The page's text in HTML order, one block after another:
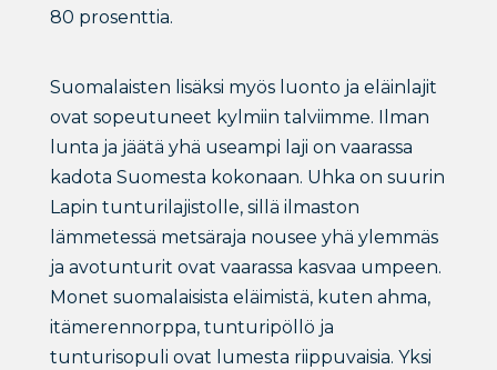
80 prosenttia.
Suomalaisten lisäksi myös luonto ja eläinlajit
ovat sopeutuneet kylmiin talviimme. Ilman
lunta ja jäätä yhä useampi laji on vaarassa
kadota Suomesta kokonaan. Uhka on suurin
Lapin tunturilajistolle, sillä ilmaston
lämmetessä metsäraja nousee yhä ylemmäs
ja avotunturit ovat vaarassa kasvaa umpeen.
Monet suomalaisista eläimistä, kuten ahma,
itämerennorppa, tunturipöllö ja
tunturisopuli ovat lumesta riippuvaisia. Yksi